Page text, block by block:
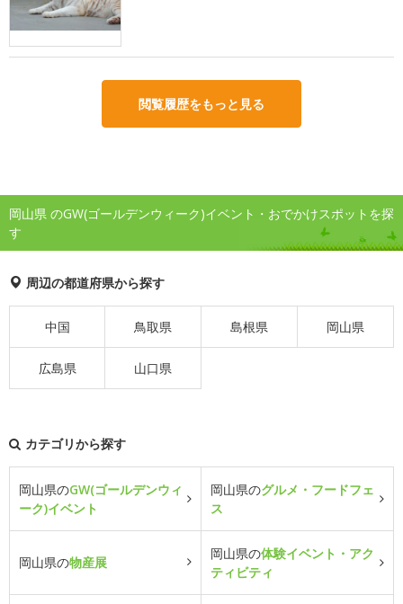
閲覧履歴をもっと見る
岡山県 のGW(ゴールデンウィーク)イベント・おでかけスポットを探
す
周辺の都道府県から探す
中国 鳥取県 島根県 岡山県
広島県 山口県
カテゴリから探す
岡山県のGW(ゴールデンウィ
ーク)イベント
岡山県のグルメ・フードフェ
ス
岡山県の物産展
岡山県の体験イベント・アク
ティビティ